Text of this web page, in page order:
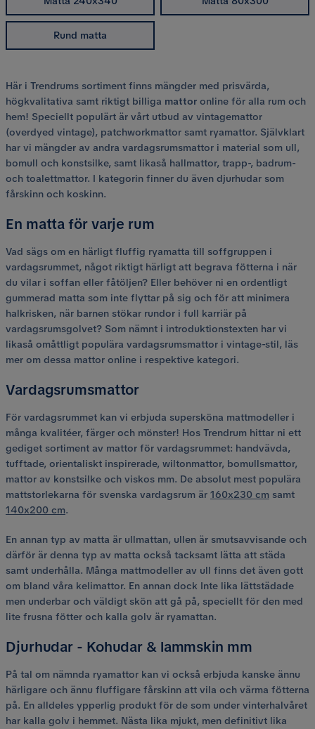
Rund matta
Här i Trendrums sortiment finns mängder med prisvärda,
högkvalitativa samt riktigt billiga mattor online för alla rum och
hem! Speciellt populärt är vårt utbud av vintagemattor
(overdyed vintage), patchworkmattor samt ryamattor. Självklart
har vi mängder av andra vardagsrumsmattor i material som ull,
bomull och konstsilke, samt likaså hallmattor, trapp-, badrum-
och toalettmattor. I kategorin finner du även djurhudar som
fårskinn och koskinn.
En matta för varje rum
Vad sägs om en härligt fluffig ryamatta till soffgruppen i
vardagsrummet, något riktigt härligt att begrava fötterna i när
du vilar i soffan eller fåtöljen? Eller behöver ni en ordentligt
gummerad matta som inte flyttar på sig och för att minimera
halkrisken, när barnen stökar rundor i full karriär på
vardagsrumsgolvet? Som nämnt i introduktionstexten har vi
likaså omåttligt populära vardagsrumsmattor i vintage-stil, läs
mer om dessa mattor online i respektive kategori.
Vardagsrumsmattor
För vardagsrummet kan vi erbjuda supersköna mattmodeller i
många kvalitéer, färger och mönster! Hos Trendrum hittar ni ett
gediget sortiment av mattor för vardagsrummet: handvävda,
tufftade, orientaliskt inspirerade, wiltonmattor, bomullsmattor,
mattor av konstsilke och viskos mm. De absolut mest populära
mattstorlekarna för svenska vardagsrum är 160x230 cm samt
140x200 cm.
En annan typ av matta är ullmattan, ullen är smutsavvisande och
därför är denna typ av matta också tacksamt lätta att städa
samt underhålla. Många mattmodeller av ull finns det även gott
om bland våra kelimattor. En annan dock Inte lika lättstädade
men underbar och väldigt skön att gå på, speciellt för den med
lite frusna fötter och kalla golv är ryamattan.
Djurhudar - Kohudar & lammskin mm
På tal om nämnda ryamattor kan vi också erbjuda kanske ännu
härligare och ännu fluffigare fårskinn att vila och värma fötterna
på. En alldeles ypperlig produkt för de som under vinterhalvåret
har kalla golv i hemmet. Nästa lika mjukt, men definitivt lika